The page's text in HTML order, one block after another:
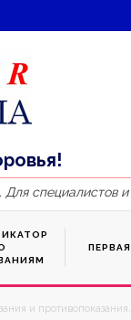
специалистов
и